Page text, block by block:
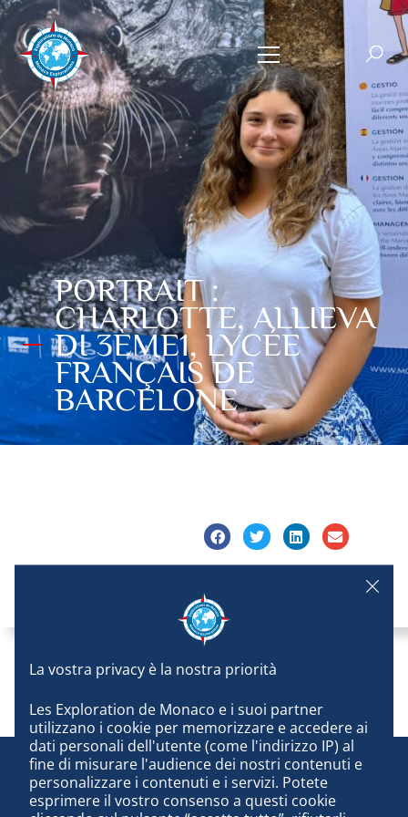
Les Exploration de Monaco e i suoi partner
utilizzano i cookie per memorizzare e accedere ai
dati personali dell'utente (come l'indirizzo IP) al
fine di misurare l'audience dei nostri contenuti e
personalizzare i contenuti e i servizi. Potete
esprimere il vostro consenso a questi cookie
PORTRAIT :
CHARLOTTE, ALLIEVA
DI 3ÈME1, LYCÉE
FRANÇAIS DE
BARCELONE